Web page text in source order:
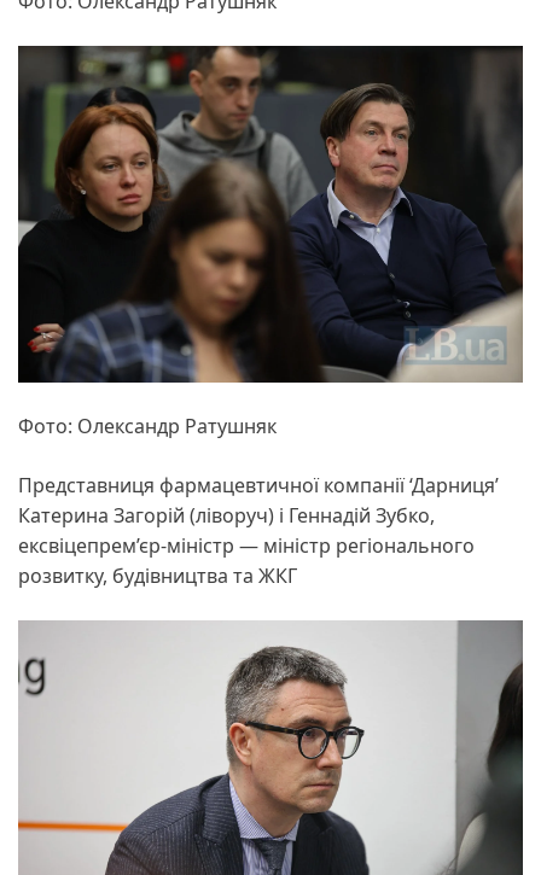
Фото: Олександр Ратушняк
Представниця фармацевтичної компанії ‘Дарниця’
Катерина Загорій (ліворуч) і Геннадій Зубко,
ексвіцепрем’єр-міністр — міністр регіонального
розвитку, будівництва та ЖКГ